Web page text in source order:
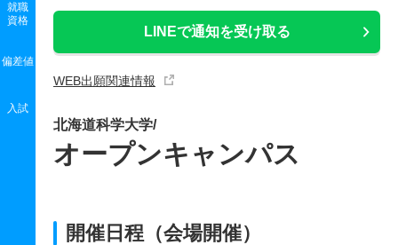
LINEで通知を受け取る
WEB出願関連情報
就職
資格
偏差値
入試
北海道科学大学/
オープンキャンパス
開催日程（会場開催）